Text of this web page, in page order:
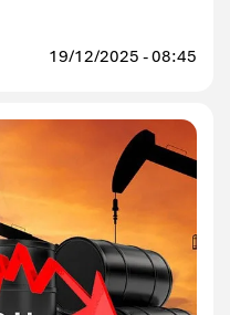
19/12/2025 - 08:45